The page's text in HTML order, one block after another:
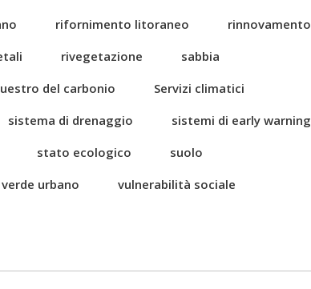
rifornimento litoraneo
rinnovamento
rivegetazione
sabbia
del carbonio
Servizi climatici
sistema di drenaggio
sistemi di early warning
stato ecologico
suolo
verde urbano
vulnerabilità sociale